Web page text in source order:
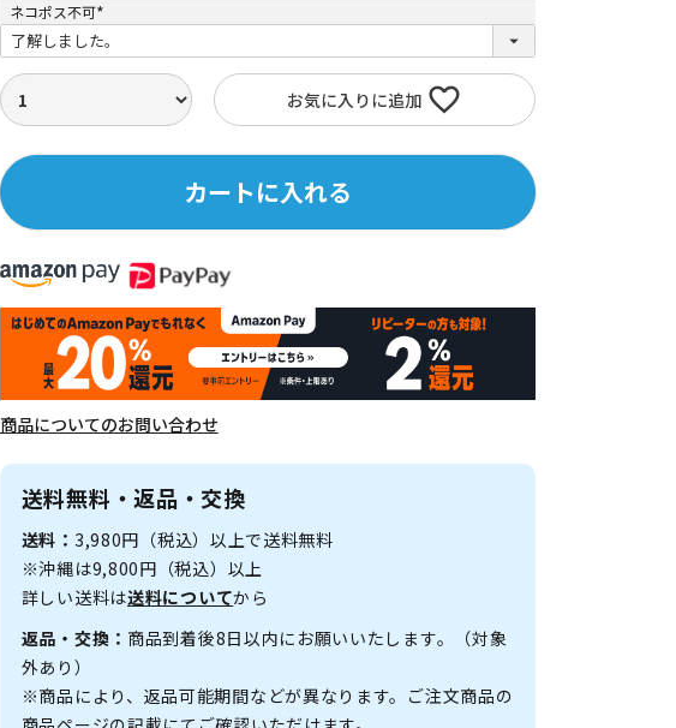
ネコポス不可
(
必
須
)
お気に入りに追加
カートに入れる
商品についてのお問い合わせ
送料無料・返品・交換
送料： 3,980円（税込）以上で送料無料
※沖縄は9,800円（税込）以上
詳しい送料は送料についてから
返品・交換： 商品到着後8日以内にお願いいたします。（対象
外あり）
※商品により、返品可能期間などが異なります。ご注文商品の